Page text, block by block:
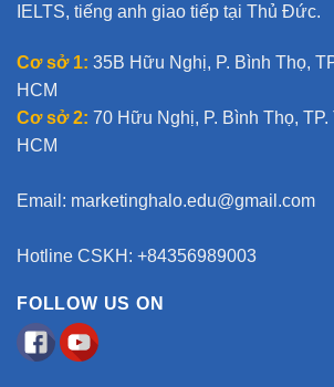
IELTS, tiếng anh giao tiếp tại Thủ Đức.
Cơ sở 1: 35B Hữu Nghị, P. Bình Thọ,
HCM
Cơ sở 2: 70 Hữu Nghị, P. Bình Thọ,
HCM
Email: marketinghalo.edu@gmail.com
Hotline CSKH: +84356989003
FOLLOW US ON